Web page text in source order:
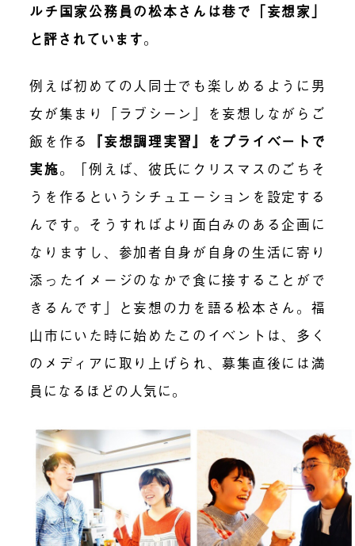
ルチ国家公務員の松本さんは巷で「妄想家」
と評されています。
例えば初めての人同士でも楽しめるように男
女が集まり「ラブシーン」を妄想しながらご
飯を作る
『妄想調理実習』をプライベートで
実施。「例えば、彼氏にクリスマスのごちそ
うを作るというシチュエーションを設定する
んです。そうすればより面白みのある企画に
なりますし、参加者自身が自身の生活に寄り
添ったイメージのなかで食に接することがで
きるんです」と妄想の力を語る松本さん。福
山市にいた時に始めたこのイベントは、多く
のメディアに取り上げられ、募集直後には満
員になるほどの人気に。